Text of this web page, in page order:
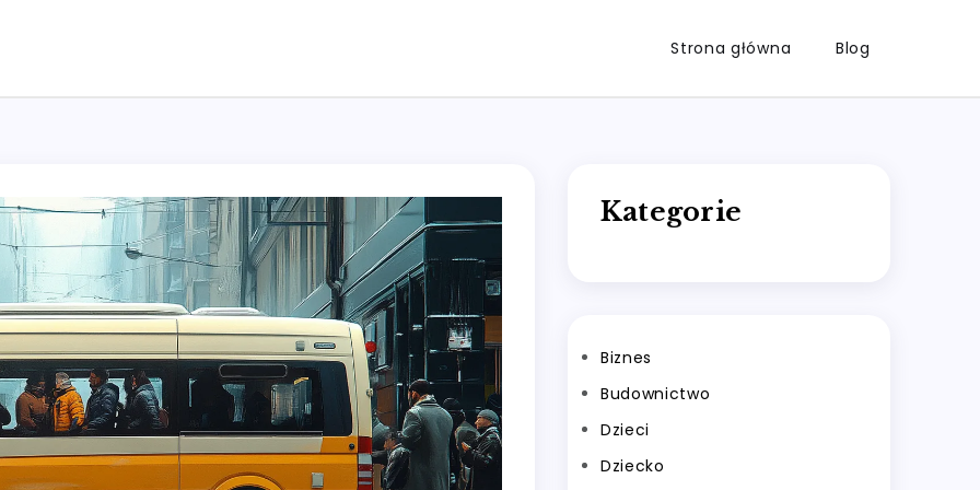
Strona główna Blog
Kategorie
Biznes
Budownictwo
Dzieci
Dziecko